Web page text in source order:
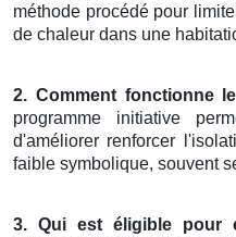
méthode procédé pour
de chaleur dans une
2. Comment fonctionne
programme initiative
d'améliorer renforcer
faible symbolique, souvent
3. Qui est éligible pour